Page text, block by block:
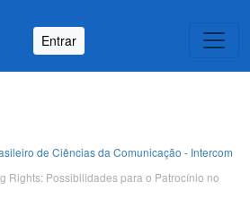
Entrar
de Ciências da Comunicação - Intercom
Rights: Possibilidades para o Patrocínio no